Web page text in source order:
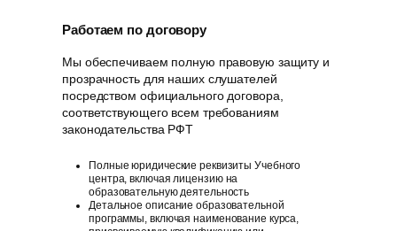
Работаем по договору
Мы обеспечиваем полную правовую защиту и
прозрачность для наших слушателей
посредством официального договора,
соответствующего всем требованиям
законодательства РФT
Полные юридические реквизиты Учебного
центра, включая лицензию на
образовательную деятельность
Детальное описание образовательной
программы, включая наименование курса,